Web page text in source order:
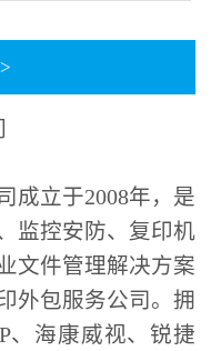
成立于2008年，是
监控安防、复印机
文件管理解决方案
外包服务公司。拥
、海康威视、锐捷